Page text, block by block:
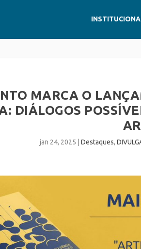
MARCA O
DIÁLOGOS
jan 24, 2025 Destaques,